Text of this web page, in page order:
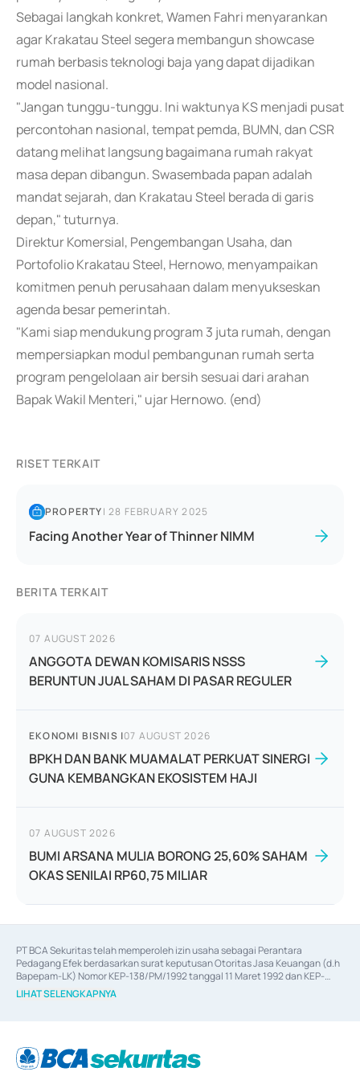
Sebagai langkah konkret, Wamen Fahri menyarankan
agar Krakatau Steel segera membangun showcase
rumah berbasis teknologi baja yang dapat dijadikan
model nasional.
"Jangan tunggu-tunggu. Ini waktunya KS menjadi pusat
percontohan nasional, tempat pemda, BUMN, dan CSR
datang melihat langsung bagaimana rumah rakyat
masa depan dibangun. Swasembada papan adalah
mandat sejarah, dan Krakatau Steel berada di garis
depan," tuturnya.
Direktur Komersial, Pengembangan Usaha, dan
Portofolio Krakatau Steel, Hernowo, menyampaikan
komitmen penuh perusahaan dalam menyukseskan
agenda besar pemerintah.
"Kami siap mendukung program 3 juta rumah, dengan
mempersiapkan modul pembangunan rumah serta
program pengelolaan air bersih sesuai dari arahan
Bapak Wakil Menteri," ujar Hernowo. (end)
RISET TERKAIT
PROPERTY|28 FEBRUARY 2025
Facing Another Year of Thinner NIMM
BERITA TERKAIT
07 AUGUST 2026
ANGGOTA DEWAN KOMISARIS NSSS
BERUNTUN JUAL SAHAM DI PASAR REGULER
EKONOMI BISNIS |07 AUGUST 2026
BPKH DAN BANK MUAMALAT PERKUAT SINERGI
GUNA KEMBANGKAN EKOSISTEM HAJI
07 AUGUST 2026
BUMI ARSANA MULIA BORONG 25,60% SAHAM
OKAS SENILAI RP60,75 MILIAR
PT BCA Sekuritas telah memperoleh izin usaha sebagai Perantara
Pedagang Efek berdasarkan surat keputusan Otoritas Jasa Keuangan (d.h
Bapepam-LK) Nomor KEP-138/PM/1992 tanggal 11 Maret 1992 dan KEP-
06/D.04/2014 tanggal 28 Februari 2014, izin usaha sebagai Penjamin Emisi
Efek berdasarkan surat keputusan Otoritas Jasa Keuangan Nomor KEP-
berdasarkan surat keputusan Otoritas Jasa Keuangan Nomor S-
67/PM.21/2017 tanggal 3 Februari 2017, dan beberapa izin usaha lainnya
LIHAT SELENGKAPNYA